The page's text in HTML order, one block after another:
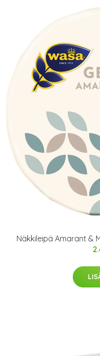
Näkkileipä Amarant &